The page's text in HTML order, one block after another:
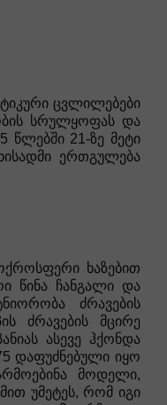
ცვლილებები
სრულყოფას და
წლებში 21-ზე მეტი
ერთგულება
ხაზებით
წინა ჩანგალი და
ძრავების
ძრავების მცირე
ასევე ჰქონდა
დაფუძნებული იყო
მოდელი,
უმეტეს, რომ იგი